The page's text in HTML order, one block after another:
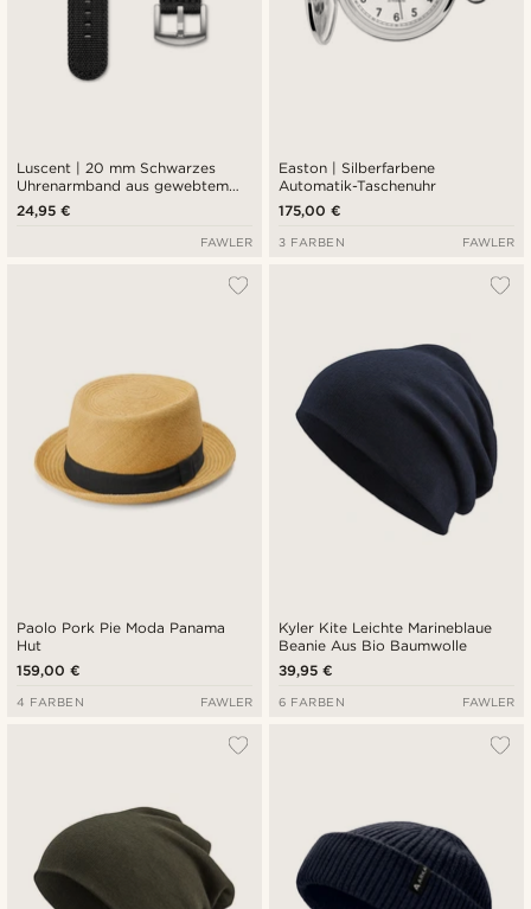
Luscent | 20 mm Schwarzes
Uhrenarmband aus gewebtem
Nylon
24,95 €
FAWLER
Easton | Silberfarbene
Automatik-Taschenuhr
175,00 €
3 FARBEN FAWLER
Paolo Pork Pie Moda Panama
Hut
159,00 €
4 FARBEN FAWLER
Kyler Kite Leichte Marineblaue
Beanie Aus Bio Baumwolle
39,95 €
6 FARBEN FAWLER